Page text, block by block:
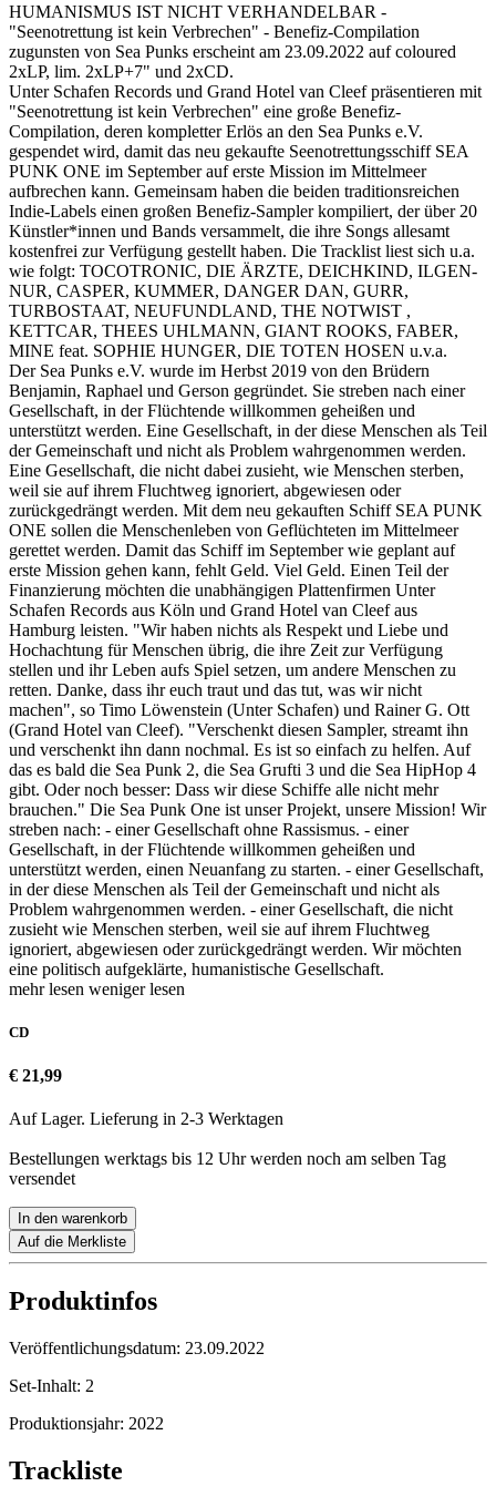
HUMANISMUS IST NICHT VERHANDELBAR -
"Seenotrettung ist kein Verbrechen" - Benefiz-Compilation
zugunsten von Sea Punks erscheint am 23.09.2022 auf coloured
2xLP, lim. 2xLP+7" und 2xCD.
Unter Schafen Records und Grand Hotel van Cleef präsentieren mit
"Seenotrettung ist kein Verbrechen" eine große Benefiz-
Compilation, deren kompletter Erlös an den Sea Punks e.V.
gespendet wird, damit das neu gekaufte Seenotrettungsschiff SEA
PUNK ONE im September auf erste Mission im Mittelmeer
aufbrechen kann. Gemeinsam haben die beiden traditionsreichen
Indie-Labels einen großen Benefiz-Sampler kompiliert, der über 20
Künstler*innen und Bands versammelt, die ihre Songs allesamt
kostenfrei zur Verfügung gestellt haben. Die Tracklist liest sich u.a.
wie folgt: TOCOTRONIC, DIE ÄRZTE, DEICHKIND, ILGEN-
NUR, CASPER, KUMMER, DANGER DAN, GURR,
TURBOSTAAT, NEUFUNDLAND, THE NOTWIST ,
KETTCAR, THEES UHLMANN, GIANT ROOKS, FABER,
MINE feat. SOPHIE HUNGER, DIE TOTEN HOSEN u.v.a.
Der Sea Punks e.V. wurde im Herbst 2019 von den Brüdern
Benjamin, Raphael und Gerson gegründet. Sie streben nach einer
Gesellschaft, in der Flüchtende willkommen geheißen und
unterstützt werden. Eine Gesellschaft, in der diese Menschen als Teil
der Gemeinschaft und nicht als Problem wahrgenommen werden.
Eine Gesellschaft, die nicht dabei zusieht, wie Menschen sterben,
weil sie auf ihrem Fluchtweg ignoriert, abgewiesen oder
zurückgedrängt werden. Mit dem neu gekauften Schiff SEA PUNK
ONE sollen die Menschenleben von Geflüchteten im Mittelmeer
gerettet werden. Damit das Schiff im September wie geplant auf
erste Mission gehen kann, fehlt Geld. Viel Geld. Einen Teil der
Finanzierung möchten die unabhängigen Plattenfirmen Unter
Schafen Records aus Köln und Grand Hotel van Cleef aus
Hamburg leisten. "Wir haben nichts als Respekt und Liebe und
Hochachtung für Menschen übrig, die ihre Zeit zur Verfügung
stellen und ihr Leben aufs Spiel setzen, um andere Menschen zu
retten. Danke, dass ihr euch traut und das tut, was wir nicht
machen", so Timo Löwenstein (Unter Schafen) und Rainer G. Ott
(Grand Hotel van Cleef). "Verschenkt diesen Sampler, streamt ihn
und verschenkt ihn dann nochmal. Es ist so einfach zu helfen. Auf
das es bald die Sea Punk 2, die Sea Grufti 3 und die Sea HipHop 4
gibt. Oder noch besser: Dass wir diese Schiffe alle nicht mehr
brauchen." Die Sea Punk One ist unser Projekt, unsere Mission! Wir
streben nach: - einer Gesellschaft ohne Rassismus. - einer
Gesellschaft, in der Flüchtende willkommen geheißen und
unterstützt werden, einen Neuanfang zu starten. - einer Gesellschaft,
in der diese Menschen als Teil der Gemeinschaft und nicht als
Problem wahrgenommen werden. - einer Gesellschaft, die nicht
zusieht wie Menschen sterben, weil sie auf ihrem Fluchtweg
ignoriert, abgewiesen oder zurückgedrängt werden. Wir möchten
eine politisch aufgeklärte, humanistische Gesellschaft.
mehr lesen weniger lesen
CD
€ 21,99
Auf Lager. Lieferung in 2-3 Werktagen
Bestellungen werktags bis 12 Uhr werden noch am selben Tag
versendet
In den warenkorb
Auf die Merkliste
Produktinfos
Veröffentlichungsdatum: 23.09.2022
Set-Inhalt: 2
Produktionsjahr: 2022
Trackliste